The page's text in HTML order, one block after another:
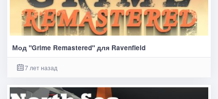
Мод "Grime Remastered" для Ravenfield
7 лет назад